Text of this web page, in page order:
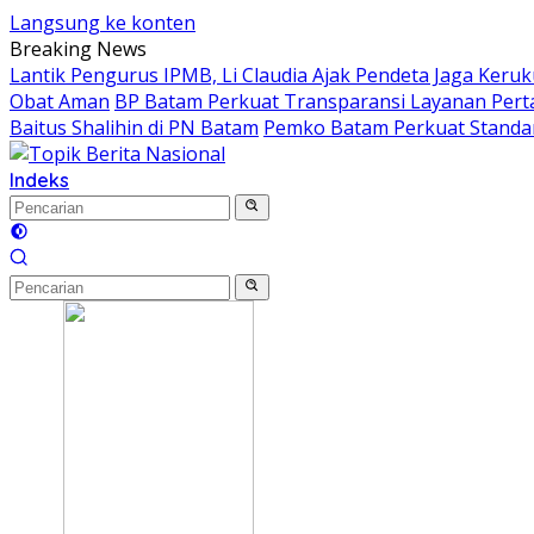
Langsung ke konten
Breaking News
Lantik Pengurus IPMB, Li Claudia Ajak Pendeta Jaga
Obat Aman BP Batam Perkuat Transparansi Layanan
Baitus Shalihin di PN Batam Pemko Batam Perkuat
Indeks